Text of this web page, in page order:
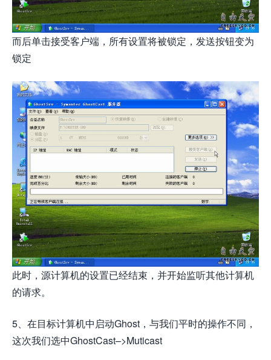
而后单击接受客户端，所有设置将被锁定，发送按钮变为
锁定
此时，源计算机的设置已经结束，并开始监听其他计算机
的请求。
5、在目标计算机中启动Ghost，与我们平时的操作不同，
这次我们选中GhostCast–>Muticast